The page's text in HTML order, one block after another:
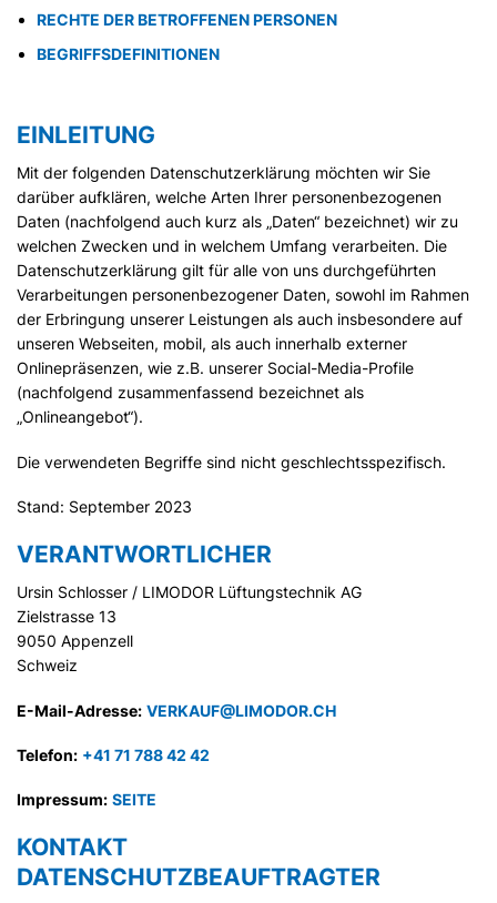
RECHTE DER BETROFFENEN PERSONEN
BEGRIFFSDEFINITIONEN
EINLEITUNG
Mit der folgenden Datenschutzerklärung möchten wir Sie
darüber aufklären, welche Arten Ihrer personenbezogenen
Daten (nachfolgend auch kurz als „Daten“ bezeichnet) wir zu
welchen Zwecken und in welchem Umfang verarbeiten. Die
Datenschutzerklärung gilt für alle von uns durchgeführten
Verarbeitungen personenbezogener Daten, sowohl im Rahmen
der Erbringung unserer Leistungen als auch insbesondere auf
unseren Webseiten, mobil, als auch innerhalb externer
Onlinepräsenzen, wie z.B. unserer Social-Media-Profile
(nachfolgend zusammenfassend bezeichnet als
„Onlineangebot“).
Die verwendeten Begriffe sind nicht geschlechtsspezifisch.
Stand: September 2023
VERANTWORTLICHER
Ursin Schlosser / LIMODOR Lüftungstechnik AG
Zielstrasse 13
9050 Appenzell
Schweiz
E-Mail-Adresse: VERKAUF@LIMODOR.CH
Telefon: +41 71 788 42 42
Impressum: SEITE
KONTAKT
DATENSCHUTZBEAUFTRAGTER